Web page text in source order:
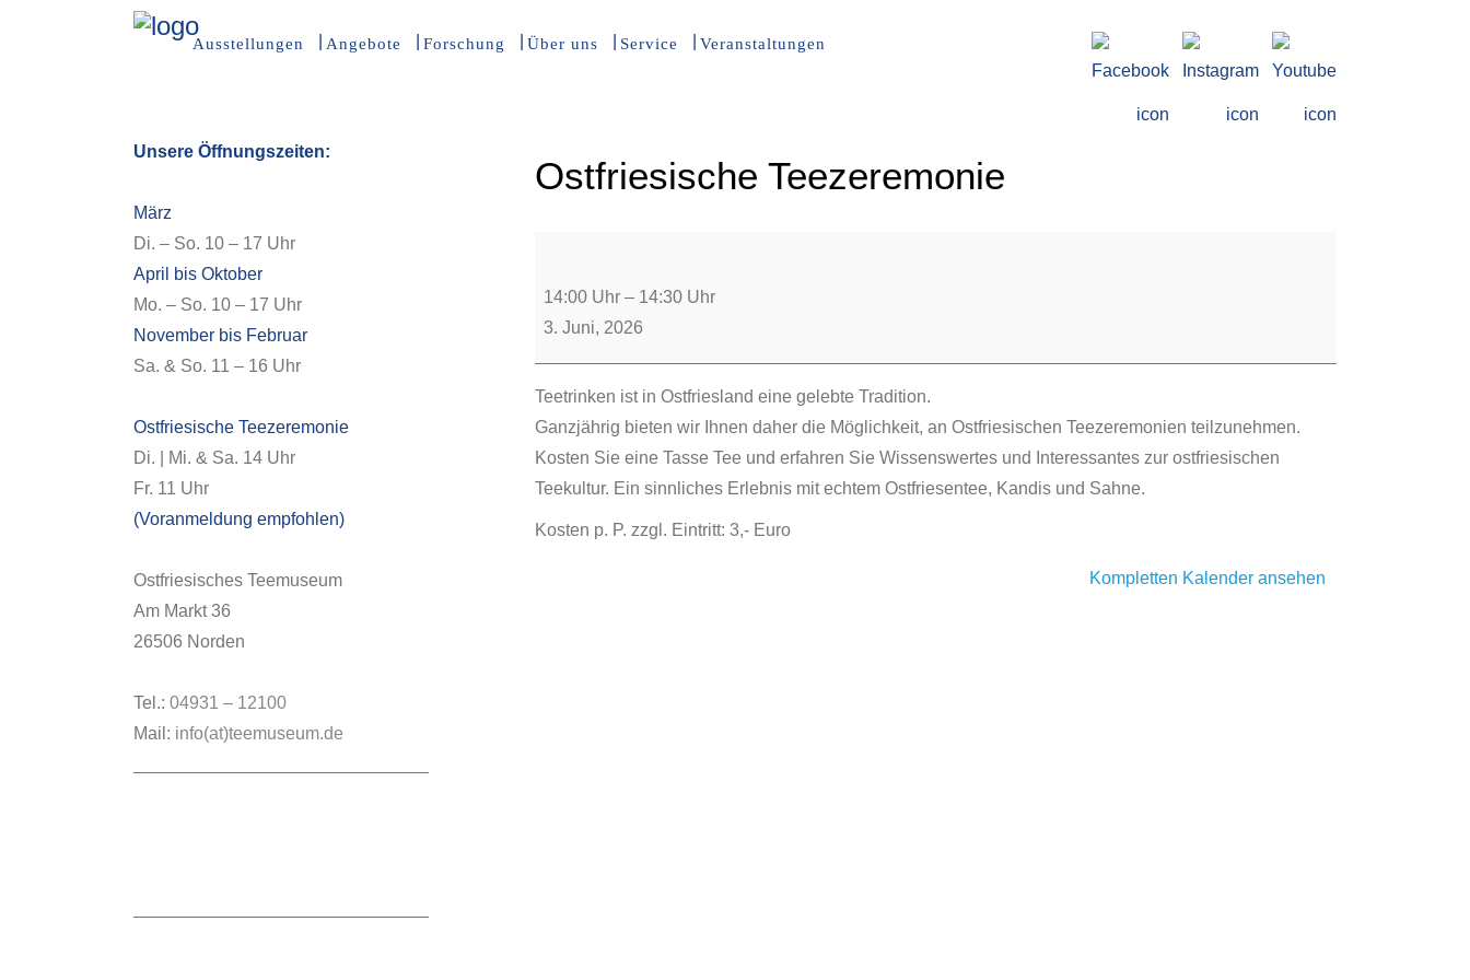
Ausstellungen Angebote Forschung Über uns Service Veranstaltungen
Ostfriesische Teezeremonie
14:00 Uhr – 14:30 Uhr
3. Juni, 2026
Teetrinken ist in Ostfriesland eine gelebte Tradition.
Ganzjährig bieten wir Ihnen daher die Möglichkeit, an Ostfriesischen Teezeremonien teilzunehmen.
Kosten Sie eine Tasse Tee und erfahren Sie Wissenswertes und Interessantes zur ostfriesischen
Teekultur. Ein sinnliches Erlebnis mit echtem Ostfriesentee, Kandis und Sahne.
Kosten p. P. zzgl. Eintritt: 3,- Euro
Kompletten Kalender ansehen
Unsere Öffnungszeiten:
März
Di. – So. 10 – 17 Uhr
April bis Oktober
Mo. – So. 10 – 17 Uhr
November bis Februar
Sa. & So. 11 – 16 Uhr
Ostfriesische Teezeremonie
Di. | Mi. & Sa. 14 Uhr
Fr. 11 Uhr
(Voranmeldung empfohlen)
Ostfriesisches Teemuseum
Am Markt 36
26506 Norden
Tel.: 04931 – 12100
Mail: info(at)teemuseum.de